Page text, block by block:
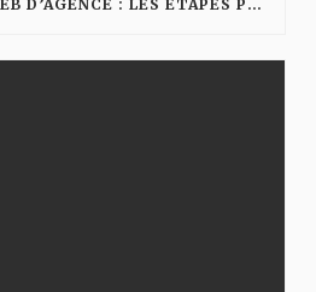
REFONTE DE SITE WEB D’AGENCE : LES ÉTAPES POUR AMÉLIORER VISIBILITÉ ET CONVERSION